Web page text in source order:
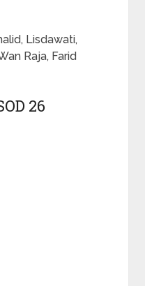
Lisdawati,
Raja, Farid
26